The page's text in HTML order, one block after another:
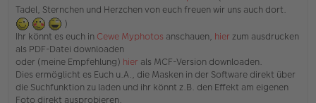
t
r
a
g
Tadel, Sternchen und Herzchen von euch freuen wir uns auch dort.
)
Ihr könnt es euch in Cewe Myphotos anschauen, hier zum ausdrucken
als PDF-Datei downloaden
oder (meine Empfehlung) hier als MCF-Version downloaden.
Dies ermöglicht es Euch u.A., die Masken in der Software direkt über
die Suchfunktion zu laden und ihr könnt z.B. den Effekt am eigenen
Foto direkt ausprobieren.